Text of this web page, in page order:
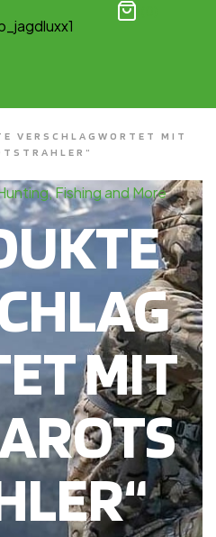
VERSCHLAGWORTET MIT
Fishing and More
MIT